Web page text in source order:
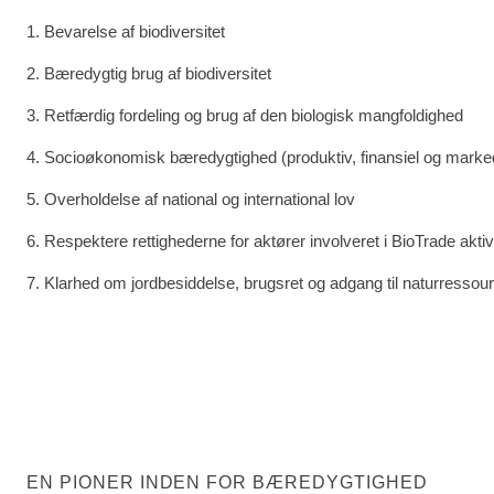
1. Bevarelse af biodiversitet
2. Bæredygtig brug af biodiversitet
3. Retfærdig fordeling og brug af den biologisk mangfoldighed
4. Socioøkonomisk bæredygtighed (produktiv, finansiel og
5. Overholdelse af national og international lov
6. Respektere rettighederne for aktører involveret i BioTrade
7. Klarhed om jordbesiddelse, brugsret og adgang til
EN PIONER INDEN FOR BÆREDYGTIGHED